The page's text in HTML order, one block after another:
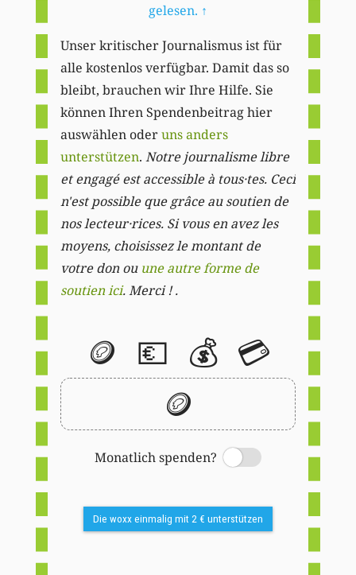
gelesen. ↑
Unser kritischer Journalismus ist für
alle kostenlos verfügbar. Damit das so
bleibt, brauchen wir Ihre Hilfe. Sie
können Ihren Spendenbeitrag hier
auswählen oderuns anders
unterstützen. Notre journalisme libre
et engagé est accessible à tous·tes. Ceci
n'est possible que grâce au soutien de
nos lecteur·rices. Si vous en avez les
moyens, choisissez le montant de
votre don ou une autre forme de
soutien ici. Merci ! .
🪙 💶 💰 💳
🪙
Monatlich spenden?
Switch
Die woxx einmalig mit 2 € unterstützen